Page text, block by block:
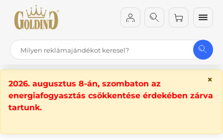
×
2026. augusztus 8-án, szombaton az
energiafogyasztás csökkentése érdekében zárva
tartunk.